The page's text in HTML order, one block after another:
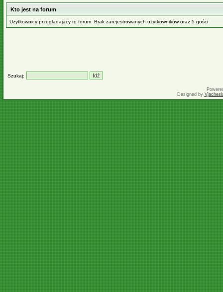
Kto jest na forum
Użytkownicy przeglądający to forum: Brak zarejestrowanych użytkowników oraz 5 gości
Szukaj:
Designed by